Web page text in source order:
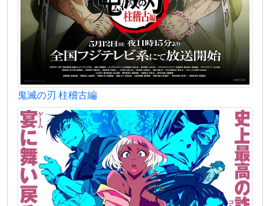
鬼滅の刃 柱稽古編